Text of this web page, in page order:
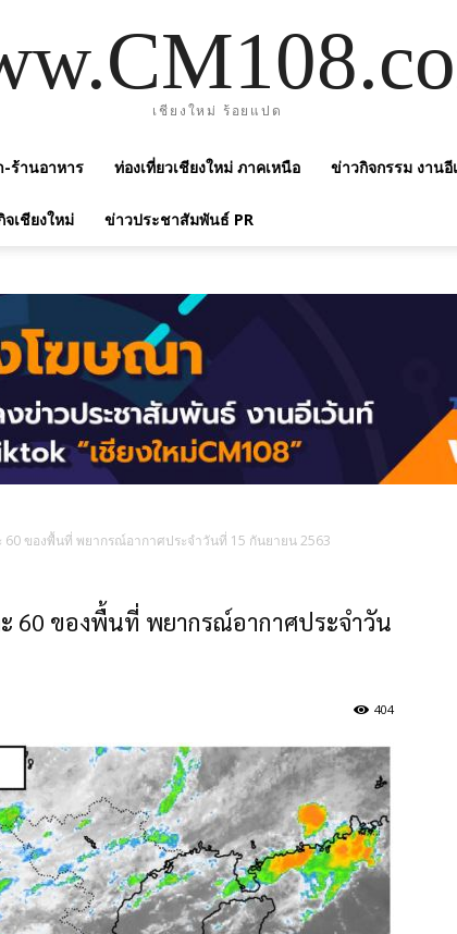
เชียงใหม่ ร้อยแปด
ร้านอาหาร ท่องเที่ยวเชียงใหม่ ภาคเหนือ ข่าวกิจกรรม งานอี
เชียงใหม่ ข่าวประชาสัมพันธ์ PR
ของพื้นที่ พยากรณ์อากาศประจำวันที่ 15 กันยายน 2563
60 ของพื้นที่ พยากรณ์อากาศประจำวัน
404